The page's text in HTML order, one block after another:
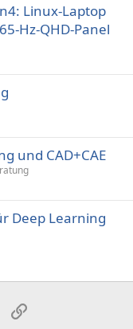
Linux-Laptop
Hz-QHD-Panel
und CAD+CAE
Deep Learning
MailLink